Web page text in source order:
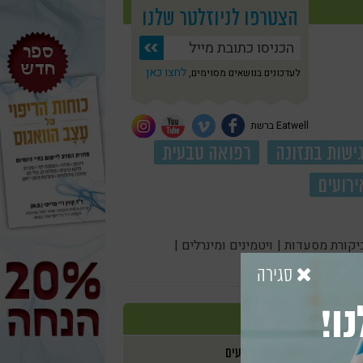
הצטרפו לניוזלטר שלנו
לעדכונים בנושאים מסוימים, לחצו כאן
Eatwell ברשת
גישות בתזונה
רפואה טבעית
מסעדות | ויטמינים ומינרלים |
אירועים
סגירה